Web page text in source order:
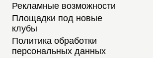
Рекламные возможности
Площадки под новые
клубы
Политика обработки
персональных данных